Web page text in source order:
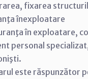
fixarea
înexploatare
în exploatare,
personal
este răspunzător